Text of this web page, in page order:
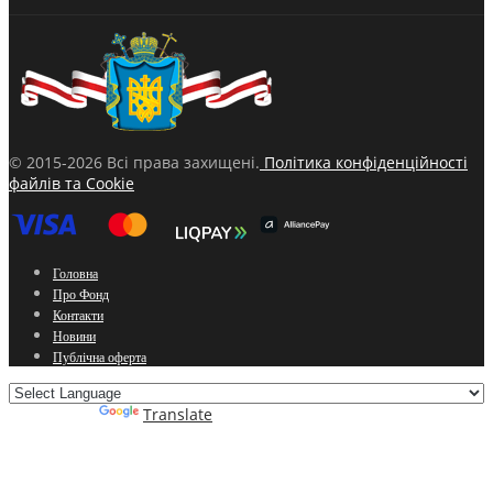
© 2015-2026 Всі права захищені. Політика конфіденційності
файлів та Cookie
Головна
Про Фонд
Контакти
Новини
Публічна оферта
Translate